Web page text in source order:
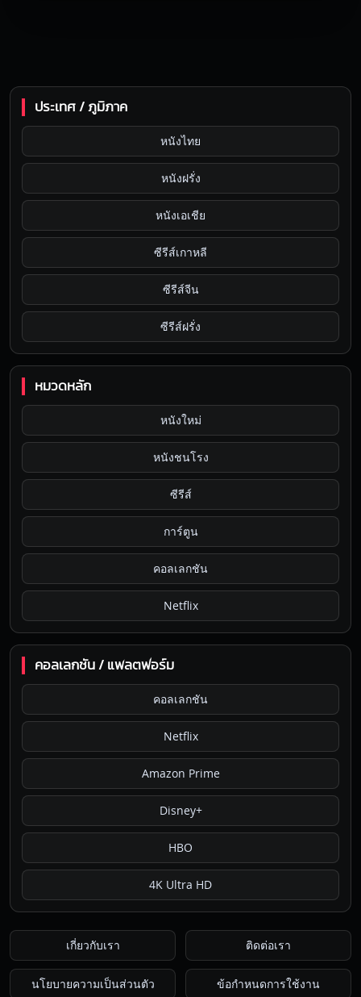
ประเทศ / ภูมิภาค
หนังไทย
หนังฝรั่ง
หนังเอเชีย
ซีรีส์เกาหลี
ซีรีส์จีน
ซีรีส์ฝรั่ง
หมวดหลัก
หนังใหม่
หนังชนโรง
ซีรีส์
การ์ตูน
คอลเลกชัน
Netflix
คอลเลกชัน / แพลตฟอร์ม
คอลเลกชัน
Netflix
Amazon Prime
Disney+
HBO
4K Ultra HD
เกี่ยวกับเรา ติดต่อเรา
นโยบายความเป็นส่วนตัว ข้อกำหนดการใช้งาน